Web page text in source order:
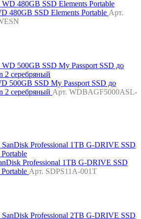
480GB SSD Elements Portable Арт.
500GB SSD My Passport SSD до
2 серебряный Арт. WDBAGF5000ASL-
Professional 1TB G-DRIVE SSD
Арт. SDPS11A-001T